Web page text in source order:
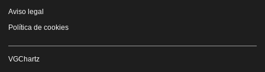
Aviso legal
Política de cookies
VGChartz